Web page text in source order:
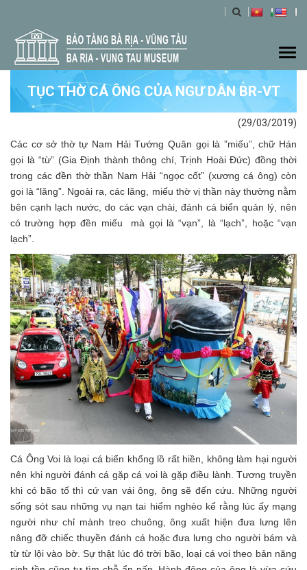
TỤC THỜ CÁ ÔNG CỦA NGƯ DÂN BR-VT
(29/03/2019)
Các cơ sở thờ tự Nam Hải Tướng Quân gọi là ”miếu”, chữ Hán
gọi là “từ” (Gia Định thành thông chí, Trịnh Hoài Đức) đồng thời
trong các đền thờ thần Nam Hải “ngọc cốt” (xương cá ông) còn
gọi là “lăng”. Ngoài ra, các lăng, miếu thờ vị thần này thường nằm
bên cạnh lạch nước, do các vạn chài, đánh cá biển quản lý, nên
có trường hợp đền miếu mà gọi là “vạn”, là “lạch”, hoặc “vạn
lạch”.
Cá Ông Voi là loại cá biển khổng lồ rất hiền, không làm hại người
nên khi người đánh cá gặp cá voi là gặp điều lành. Tương truyền
khi có bão tố thì cứ van vái ông, ông sẽ đến cứu. Những người
sống sót sau những vụ nạn tai hiểm nghèo kể rằng lúc ấy mạng
người như chỉ mành treo chuông, ông xuất hiện đưa lưng lên
nâng đỡ chiếc thuyền đánh cá hoặc đưa lưng cho người bám và
từ từ lội vào bờ. Sự thật lúc đó trời bão, loại cá voi theo bản năng